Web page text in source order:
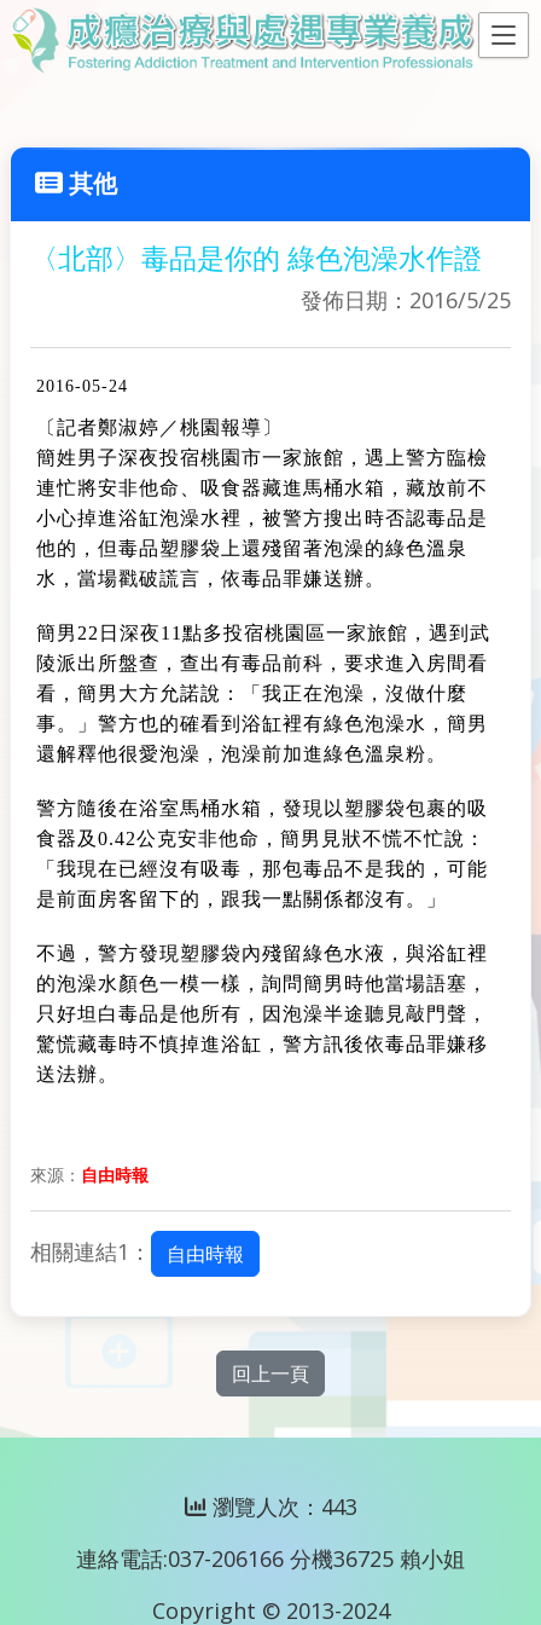
其他
〈北部〉毒品是你的 綠色泡澡水作證
發佈日期：2016/5/25
2016-05-24
〔記者鄭淑婷／桃園報導〕
簡姓男子深夜投宿桃園市一家旅館，遇上警方臨檢
連忙將安非他命、吸食器藏進馬桶水箱，藏放前不
小心掉進浴缸泡澡水裡，被警方搜出時否認毒品是
他的，但毒品塑膠袋上還殘留著泡澡的綠色溫泉
水，當場戳破謊言，依毒品罪嫌送辦。
簡男22日深夜11點多投宿桃園區一家旅館，遇到武
陵派出所盤查，查出有毒品前科，要求進入房間看
看，簡男大方允諾說：「我正在泡澡，沒做什麼
事。」警方也的確看到浴缸裡有綠色泡澡水，簡男
還解釋他很愛泡澡，泡澡前加進綠色溫泉粉。
警方隨後在浴室馬桶水箱，發現以塑膠袋包裹的吸
食器及0.42公克安非他命，簡男見狀不慌不忙說：
「我現在已經沒有吸毒，那包毒品不是我的，可能
是前面房客留下的，跟我一點關係都沒有。」
不過，警方發現塑膠袋內殘留綠色水液，與浴缸裡
的泡澡水顏色一模一樣，詢問簡男時他當場語塞，
只好坦白毒品是他所有，因泡澡半途聽見敲門聲，
驚慌藏毒時不慎掉進浴缸，警方訊後依毒品罪嫌移
送法辦。
來源： 自由時報
相關連結1： 自由時報
回上一頁
瀏覽人次：443
連絡電話:037-206166 分機36725 賴小姐
Copyright © 2013-2024